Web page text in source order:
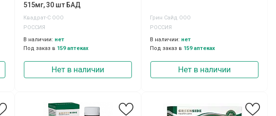
515мг, 30 шт БАД
Квадрат-С ООО
РОССИЯ
В наличии: нет
Под заказ в 159 аптеках
Нет в наличии
Грин Сайд ООО
РОССИЯ
В наличии: нет
Под заказ в 159 аптеках
Нет в наличии